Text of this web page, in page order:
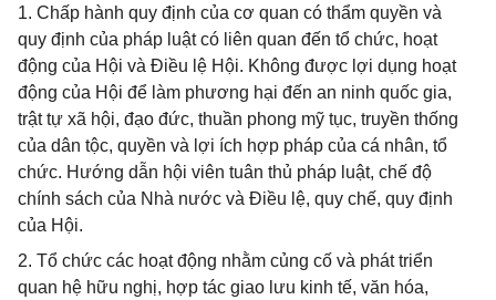
1. Chấp hành quy định của cơ quan có thẩm quyền và
quy định của pháp luật có liên quan đến tổ chức, hoạt
động của Hội và Điều lệ Hội. Không được lợi dụng hoạt
động của Hội để làm phương hại đến an ninh quốc gia,
trật tự xã hội, đạo đức, thuần phong mỹ tục, truyền thống
của dân tộc, quyền và lợi ích hợp pháp của cá nhân, tổ
chức. Hướng dẫn hội viên tuân thủ pháp luật, chế độ
chính sách của Nhà nước và Điều lệ, quy chế, quy định
của Hội.
2. Tổ chức các hoạt động nhằm củng cố và phát triển
quan hệ hữu nghị, hợp tác giao lưu kinh tế, văn hóa,